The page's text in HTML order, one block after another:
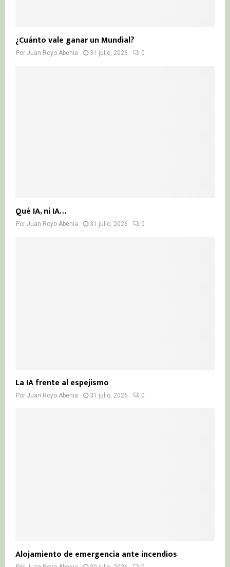
¿Cuánto vale ganar un Mundial?
Por Juan Royo Abenia 31 julio, 2026 0
Qué IA, ni IA…
Por Juan Royo Abenia 31 julio, 2026 0
La IA frente al espejismo
Por Juan Royo Abenia 31 julio, 2026 0
Alojamiento de emergencia ante incendios